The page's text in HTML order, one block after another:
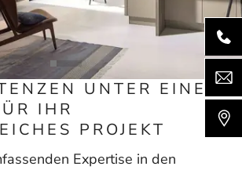
UNTER EINEM
IHR
PROJEKT
Expertise in den